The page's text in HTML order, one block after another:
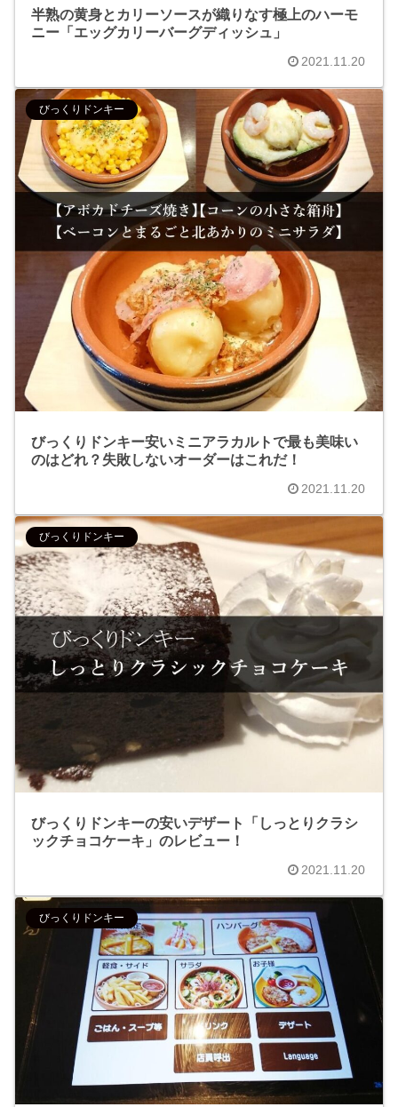
半熟の黄身とカリーソースが織りなす極上のハーモ
ニー「エッグカリーバーグディッシュ」
2021.11.20
びっくりドンキー
びっくりドンキー安いミニアラカルトで最も美味い
のはどれ？失敗しないオーダーはこれだ！
2021.11.20
びっくりドンキー
びっくりドンキーの安いデザート「しっとりクラシ
ックチョコケーキ」のレビュー！
2021.11.20
びっくりドンキー